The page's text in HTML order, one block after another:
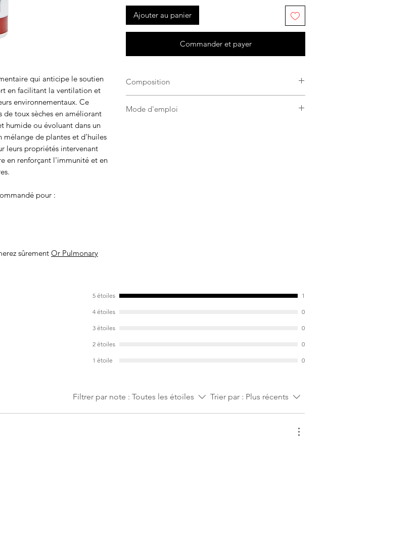
qui anticipe le soutien
en facilitant la ventilation et
environnementaux. Ce
toux sèches en améliorant
humide ou évoluant dans un
mélange de plantes et d’huiles
leurs propriétés intervenant
en renforçant l'immunité et en
pour :
sûrement Or Pulmonary
Ajouter au panier
Commander et payer
Composition
eucalyptus, laurier, pin bourgeon, romarin, concentré
Mode d'emploi
5 étoiles 1
4 étoiles 0
3 étoiles 0
2 étoiles 0
1 étoile 0
Filtrer par note : Toutes les étoiles Trier par : Plus récents